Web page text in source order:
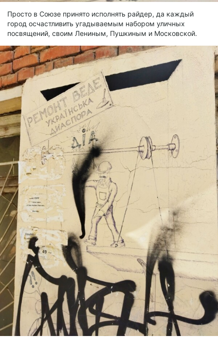
Просто в Союзе принято исполнять райдер, да каждый
город осчастливить угадываемым набором уличных
посвящений, своим Лениным, Пушкиным и Московской.